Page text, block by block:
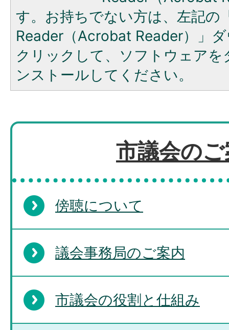
す。お持ちでない方は、左記の
Reader（Acrobat Reader）」
クリックして、ソフトウェア
ンストールしてください。
市議会の
傍聴について
議会事務局のご案内
市議会の役割と仕組み